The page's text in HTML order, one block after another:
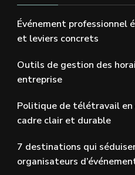
Événement professionnel
et leviers concrets
Outils de gestion des
entreprise
Politique de télétravail en
cadre clair et durable
7 destinations qui
organisateurs